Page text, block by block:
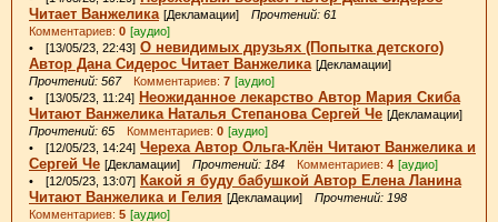
Читает Ванжелика [Декламации] Прочтений: 61
Комментариев: 0 [аудио]
• [13/05/23, 22:43] О невидимых друзьях (Попытка детского)
Автор Дана Сидерос Читает Ванжелика [Декламации]
Прочтений: 567Комментариев: 7 [аудио]
• [13/05/23, 11:24] Неожиданное лекарство Автор Мария Скиба
Читают Ванжелика Наталья Степанова Сергей Че [Декламации]
Прочтений: 65 Комментариев: 0 [аудио]
• [12/05/23, 14:24] Череха Автор Ольга-Клён Читают Ванжелика и
Сергей Че [Декламации] Прочтений: 184 Комментариев: 4 [аудио]
• [12/05/23, 13:07] Какой я буду бабушкой Автор Елена Ланина
Читают Ванжелика и Гелия [Декламации] Прочтений: 198
Комментариев: 5 [аудио]